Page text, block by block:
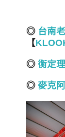
◎ 台南
【
◎ 衡定
◎ 麥克